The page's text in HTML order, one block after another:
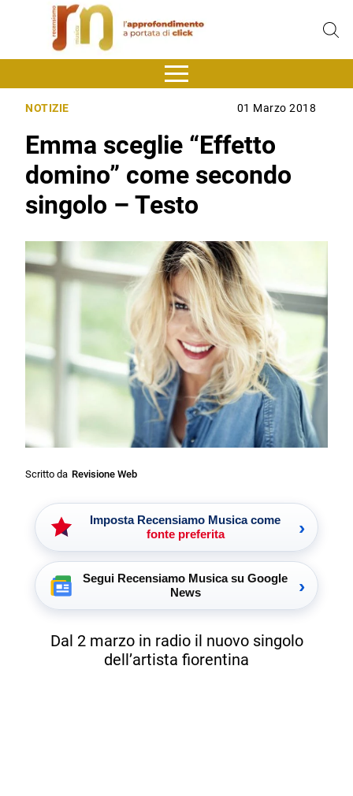
NOTIZIE 01 Marzo 2018
Emma sceglie “Effetto
domino” come secondo
singolo – Testo
Scritto da Revisione Web
Imposta Recensiamo Musica come
fonte preferita
›
Segui Recensiamo Musica su Google
News
›
Dal 2 marzo in radio il nuovo singolo
dell’artista fiorentina